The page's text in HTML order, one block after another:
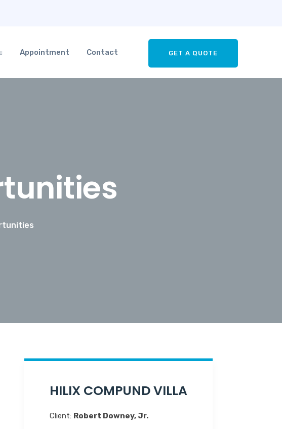
GET A QUOTE
Appointment Contact
HILIX COMPUND VILLA
Client: Robert Downey, Jr.